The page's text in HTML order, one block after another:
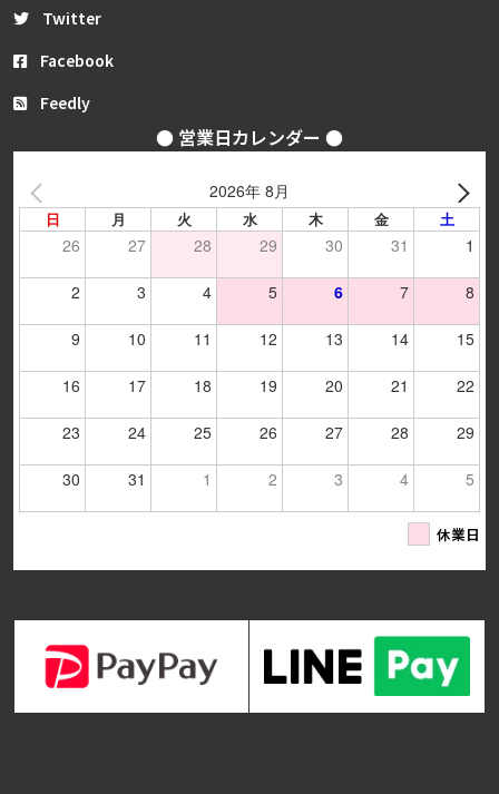
Twitter
Facebook
Feedly
● 営業日カレンダー ●
2026年 8月
日 月 火 水 木 金 土
26 27 28 29 30 31 1
2 3 4 5 6 7 8
9 10 11 12 13 14 15
16 17 18 19 20 21 22
23 24 25 26 27 28 29
30 31 1 2 3 4 5
休業日